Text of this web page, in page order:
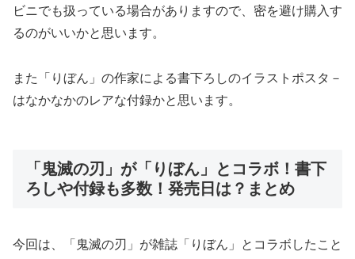
ビニでも扱っている場合がありますので、密を避け購入す
るのがいいかと思います。
また「りぼん」の作家による書下ろしのイラストポスタ－
はなかなかのレアな付録かと思います。
「鬼滅の刃」が「りぼん」とコラボ！書下
ろしや付録も多数！発売日は？まとめ
今回は、「鬼滅の刃」が雑誌「りぼん」とコラボした こ と